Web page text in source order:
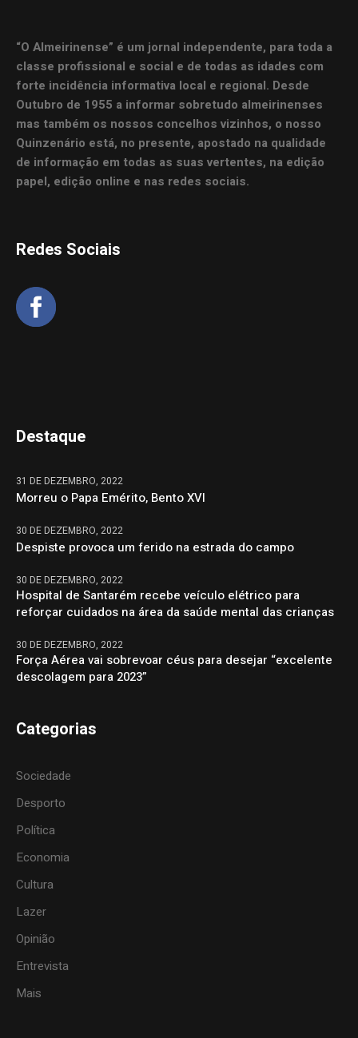
“O Almeirinense” é um jornal independente, para toda a
classe profissional e social e de todas as idades com
forte incidência informativa local e regional. Desde
Outubro de 1955 a informar sobretudo almeirinenses
mas também os nossos concelhos vizinhos, o nosso
Quinzenário está, no presente, apostado na qualidade
de informação em todas as suas vertentes, na edição
papel, edição online e nas redes sociais.
Redes Sociais
Destaque
31 DE DEZEMBRO, 2022
Morreu o Papa Emérito, Bento XVI
30 DE DEZEMBRO, 2022
Despiste provoca um ferido na estrada do campo
30 DE DEZEMBRO, 2022
Hospital de Santarém recebe veículo elétrico para
reforçar cuidados na área da saúde mental das crianças
30 DE DEZEMBRO, 2022
Força Aérea vai sobrevoar céus para desejar “excelente
descolagem para 2023”
Categorias
Sociedade
Desporto
Política
Economia
Cultura
Lazer
Opinião
Entrevista
Mais